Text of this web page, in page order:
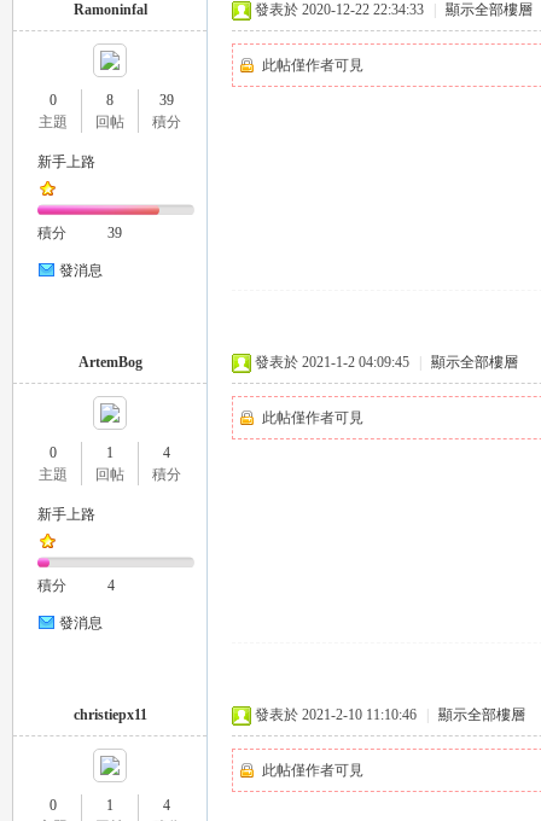
Ramoninfal
0
主題
8
回帖
39
積分
新手上路
積分 39
發消息
發表於 2020-12-22 22:34:33 顯示全部樓層
此帖僅作者可見
ArtemBog
0
主題
1
回帖
4
積分
新手上路
積分 4
發消息
發表於 2021-1-2 04:09:45 顯示全部樓層
此帖僅作者可見
christiepx11
0
1
4
發表於 2021-2-10 11:10:46 顯示全部樓層
此帖僅作者可見